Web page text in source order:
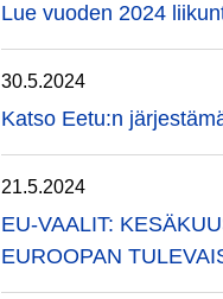
Lue vuoden 2024
30.5.2024
Katso Eetu:n
21.5.2024
EU-VAALIT:
EUROOPAN